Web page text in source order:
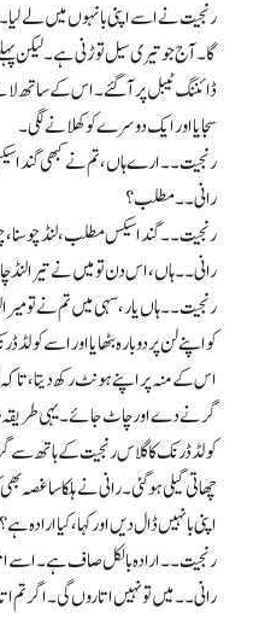
رنجیت نے اسے اپنی بانہوں میں لے
گا۔ آج جو تیری سیل توڑنی ہے۔ لیکن
ڈائننگ ٹیبل پر آگئے۔ اس کے ساتھ
سجایا اور ایک دوسرے کو کھلانے لگی۔
رنجیت۔۔ ارے ہاں، تم نے کبھی گندا
رانی۔۔ مطلب؟
رنجیت۔۔ گندا سیکس مطلب، لنڈ چوسنا،
رانی۔۔ ہاں، اس دن تو میں نے تیرا لنڈ
رنجیت۔۔ ہاں یار، سہی میں تم نے تو
کو اپنے لن پر دوبارہ بٹھایا اور اسے
اس کے منہ پر اپنے ہونٹ رکھ دیتا،
گرنے دے اور چاٹ جائے۔ یہی طریقہ
کولڈ ڈرنک کا گلاس رنجیت کے ہاتھ سے گر
چھاتی گیلی ہوگئی۔ رانی نے ہلکا سا
اپنی بانہیں ڈال دیں اور کہا، کیا ارادہ ہے؟
رنجیت۔۔ ارادہ بالکل صاف ہے۔ اسے
رانی۔۔ میں تو نہیں اتاروں گی۔ اگر تم